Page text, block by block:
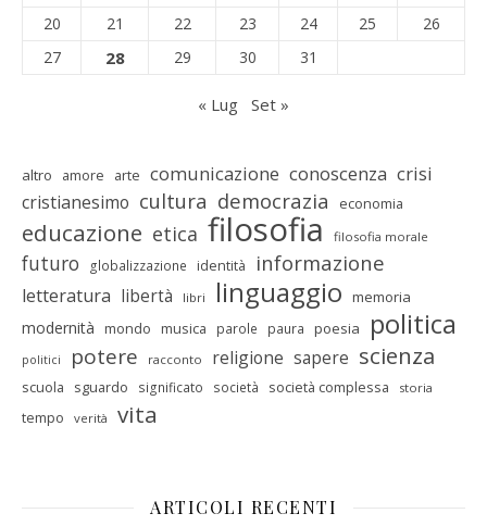
20
21 22 23 24 25
26
27
28 29 30 31
« Lug Set »
altro amore arte comunicazione conoscenza crisi
cristianesimo cultura democrazia economia
educazione etica filosofia filosofia morale
futuro globalizzazione identità informazione
letteratura libertà libri linguaggio memoria
modernità mondo musica parole paura poesia politica
politici potere racconto religione sapere scienza
scuola sguardo significato società società complessa storia
tempo verità vita
ARTICOLI RECENTI